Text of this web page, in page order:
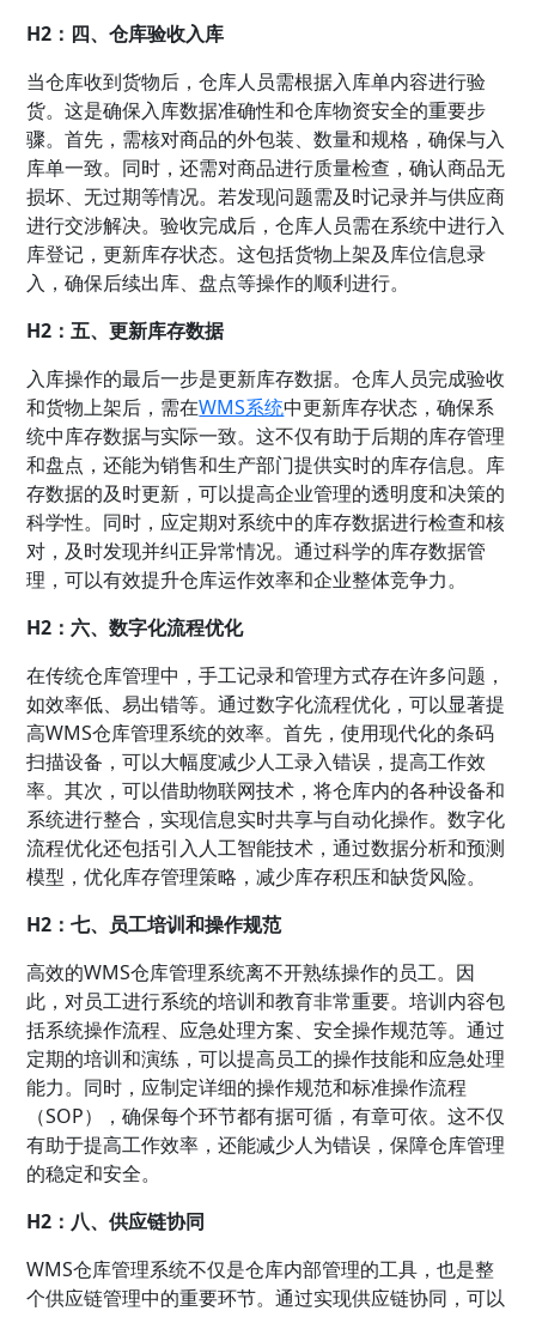
H2：四、仓库验收入库
当仓库收到货物后，仓库人员需根据入库单内容进行验
货。这是确保入库数据准确性和仓库物资安全的重要步
骤。首先，需核对商品的外包装、数量和规格，确保与入
库单一致。同时，还需对商品进行质量检查，确认商品无
损坏、无过期等情况。若发现问题需及时记录并与供应商
进行交涉解决。验收完成后，仓库人员需在系统中进行入
库登记，更新库存状态。这包括货物上架及库位信息录
入，确保后续出库、盘点等操作的顺利进行。
H2：五、更新库存数据
入库操作的最后一步是更新库存数据。仓库人员完成验收
和货物上架后，需在WMS系统中更新库存状态，确保系
统中库存数据与实际一致。这不仅有助于后期的库存管理
和盘点，还能为销售和生产部门提供实时的库存信息。库
存数据的及时更新，可以提高企业管理的透明度和决策的
科学性。同时，应定期对系统中的库存数据进行检查和核
对，及时发现并纠正异常情况。通过科学的库存数据管
理，可以有效提升仓库运作效率和企业整体竞争力。
H2：六、数字化流程优化
在传统仓库管理中，手工记录和管理方式存在许多问题，
如效率低、易出错等。通过数字化流程优化，可以显著提
高WMS仓库管理系统的效率。首先，使用现代化的条码
扫描设备，可以大幅度减少人工录入错误，提高工作效
率。其次，可以借助物联网技术，将仓库内的各种设备和
系统进行整合，实现信息实时共享与自动化操作。数字化
流程优化还包括引入人工智能技术，通过数据分析和预测
模型，优化库存管理策略，减少库存积压和缺货风险。
H2：七、员工培训和操作规范
高效的WMS仓库管理系统离不开熟练操作的员工。因
此，对员工进行系统的培训和教育非常重要。培训内容包
括系统操作流程、应急处理方案、安全操作规范等。通过
定期的培训和演练，可以提高员工的操作技能和应急处理
能力。同时，应制定详细的操作规范和标准操作流程
（SOP），确保每个环节都有据可循，有章可依。这不仅
有助于提高工作效率，还能减少人为错误，保障仓库管理
的稳定和安全。
H2：八、供应链协同
WMS仓库管理系统不仅是仓库内部管理的工具，也是整
个供应链管理中的重要环节。通过实现供应链协同，可以